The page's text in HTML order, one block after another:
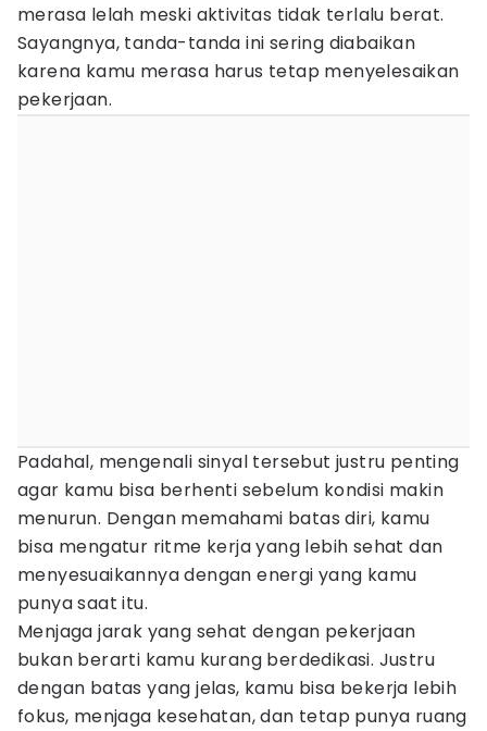
merasa lelah meski aktivitas tidak terlalu berat.
Sayangnya, tanda-tanda ini sering diabaikan
karena kamu merasa harus tetap menyelesaikan
pekerjaan.
Padahal, mengenali sinyal tersebut justru penting
agar kamu bisa berhenti sebelum kondisi makin
menurun. Dengan memahami batas diri, kamu
bisa mengatur ritme kerja yang lebih sehat dan
menyesuaikannya dengan energi yang kamu
punya saat itu.
Menjaga jarak yang sehat dengan pekerjaan
bukan berarti kamu kurang berdedikasi. Justru
dengan batas yang jelas, kamu bisa bekerja lebih
fokus, menjaga kesehatan, dan tetap punya ruang